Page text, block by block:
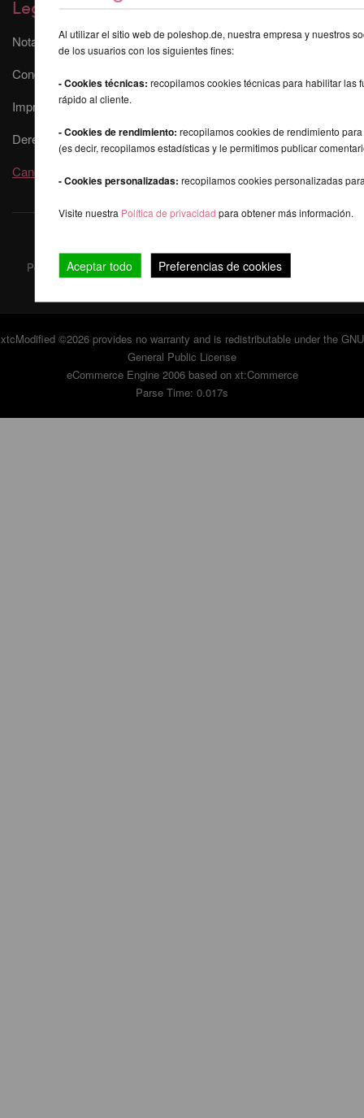
Legal
Nota de privacidad
Condiciones de uso
Impresum
Derecho de revocación
Cancelar contrato
PoleShop.De - Pole Dance Stangen, Pole Dancing Equipment und
Sport- und Fitness Kleidung © 2010 - 2026
xtcModified©2026 provides no warranty and is redistributable under the GNU
General Public License
eCommerce Engine 2006 based on xt:Commerce
Parse Time: 0.017s
Al utilizar el sitio web de poleshop.de, nuestra empresa y nuestros
de los usuarios con los siguientes fines:
- Cookies técnicas:recopilamos cookies técnicas para habilitar las
rápido al cliente.
- Cookies de rendimiento:recopilamos cookies de rendimiento
(es decir, recopilamos estadísticas y le permitimos publicar
- Cookies personalizadas:recopilamos cookies personalizadas
Visite nuestra Política de privacidadpara obtener más información.
Aceptar todo Preferencias de cookies